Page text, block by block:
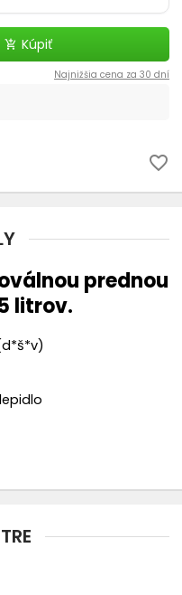
add_shopping_cart Kúpiť
Najnižšia cena za 30 dní
favorite_border
prednou
litrov.